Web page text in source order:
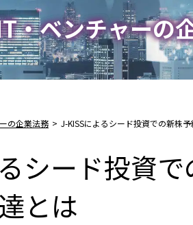
記事・LPの薬機法等チェック
D2C等の不正転売対策
サイバー犯罪の刑事告訴等
・ベンチャーの
の企業法務 > J-KISSによるシード投資での新株
シード投資
とは